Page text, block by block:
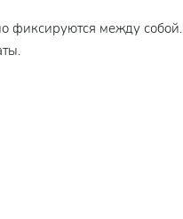
фиксируются между собой.